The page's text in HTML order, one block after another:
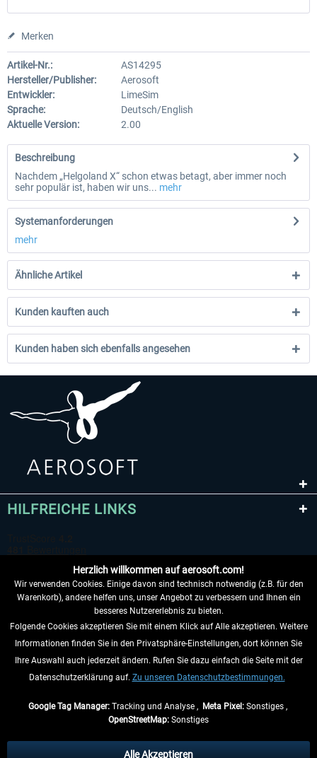
Merken
Artikel-Nr.:
AS14295
Hersteller/Publisher:
Aerosoft
Entwickler:
LimeSim
Sprache:
Deutsch/English
Aktuelle Version:
2.00
Beschreibung
Nachdem „Helgoland X“ schon etwas betagt, aber immer noch
sehr populär ist, haben wir uns... mehr
Systemanforderungen
mehr
Ähnliche Artikel
Kunden kauften auch
Kunden haben sich ebenfalls angesehen
HILFREICHE LINKS
VERTRAG WIDERRUFEN
INFORMATIONEN
anders beschrieben.
Herzlich willkommen auf aerosoft.com!
Wir verwenden Cookies. Einige davon sind technisch notwendig (z.B. für den
Warenkorb), andere helfen uns, unser Angebot zu verbessern und Ihnen ein
besseres Nutzererlebnis zu bieten.
Folgende Cookies akzeptieren Sie mit einem Klick auf Alle akzeptieren. Weitere
Informationen finden Sie in den Privatsphäre-Einstellungen, dort können Sie
Ihre Auswahl auch jederzeit ändern. Rufen Sie dazu einfach die Seite mit der
Datenschutzerklärung auf. Zu unseren Datenschutzbestimmungen.
Google Tag Manager:Tracking und Analyse , Meta Pixel:Sonstiges ,
OpenStreetMap: Sonstiges
Alle Akzeptieren